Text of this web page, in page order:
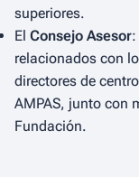
superiores.
El Consejo Asesor
relacionados con
directores de
AMPAS, junto con
Fundación.